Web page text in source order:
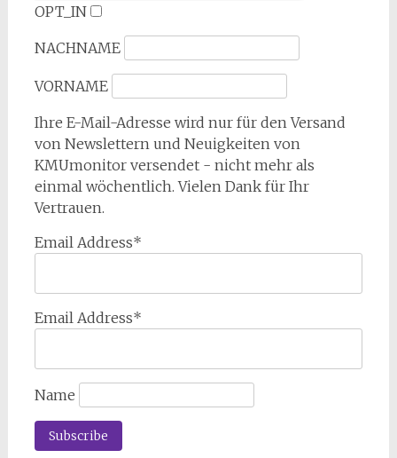
OPT_IN
NACHNAME
VORNAME
Ihre E-Mail-Adresse wird nur für den Versand
von Newslettern und Neuigkeiten von
KMUmonitor versendet - nicht mehr als
einmal wöchentlich. Vielen Dank für Ihr
Vertrauen.
Email Address*
Email Address*
Name